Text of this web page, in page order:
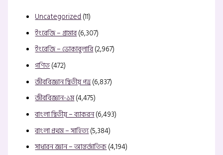
Uncategorized(11)
ইংরেজি – গ্রামার(6,307)
ইংরেজি – ভোকাবুলারি(2,967)
গণিত(472)
জীববিজ্ঞান দ্বিতীয় পত্র(6,837)
জীববিজ্ঞান-১ম(4,475)
বাংলা দ্বিতীয় – ব্যাকরন(6,493)
বাংলা প্রথম – সাহিত্য(5,384)
সাধারন জ্ঞান – আন্তর্জাতিক(4,194)